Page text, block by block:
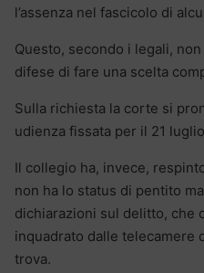
l’assenza nel fascicolo di
Questo, secondo i legali,
difese di fare una scelta
Sulla richiesta la corte si
udienza fissata per il 21
Il collegio ha, invece,
non ha lo status di pentito
dichiarazioni sul delitto, che
inquadrato dalle telecamere
trova.